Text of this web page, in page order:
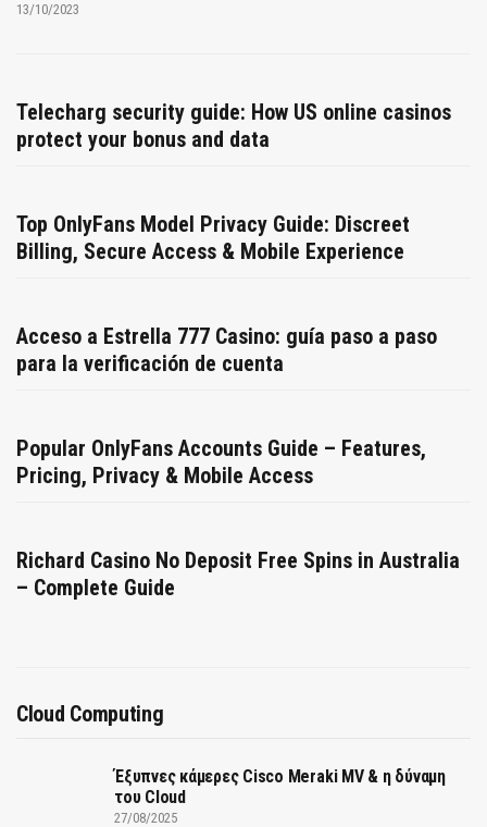
13/10/2023
Telecharg security guide: How US online casinos
protect your bonus and data
Top OnlyFans Model Privacy Guide: Discreet
Billing, Secure Access & Mobile Experience
Acceso a Estrella 777 Casino: guía paso a paso
para la verificación de cuenta
Popular OnlyFans Accounts Guide – Features,
Pricing, Privacy & Mobile Access
Richard Casino No Deposit Free Spins in Australia
– Complete Guide
Cloud Computing
Έξυπνες κάμερες Cisco Meraki MV & η δύναμη
του Cloud
27/08/2025